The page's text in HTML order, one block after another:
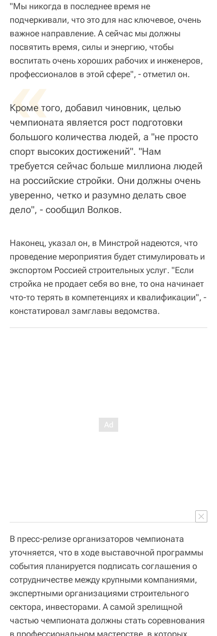
"Мы никогда в последнее время не
подчеркивали, что это для нас ключевое, очень
важное направление. А сейчас мы должны
посвятить время, силы и энергию, чтобы
воспитать очень хороших рабочих и инженеров,
профессионалов в этой сфере", - отметил он.
«
Кроме того, добавил чиновник, целью
чемпионата является рост подготовки
большого количества людей, а "не просто
спорт высоких достижений". "Нам
требуется сейчас больше миллиона людей
на российские стройки. Они должны очень
уверенно, четко и разумно делать свое
дело", - сообщил Волков.
Наконец, указал он, в Минстрой надеются, что
проведение мероприятия будет стимулировать и
экспортом Россией строительных услуг. "Если
стройка не продает себя во вне, то она начинает
что-то терять в компетенциях и квалификации", -
констатировал замглавы ведомства.
В пресс-релизе организаторов чемпионата
уточняется, что в ходе выставочной программы
события планируется подписать соглашения о
сотрудничестве между крупными компаниями,
экспертными организациями строительного
сектора, инвесторами. А самой зрелищной
частью чемпионата должны стать соревнования
в профессиональном мастерстве, в которых